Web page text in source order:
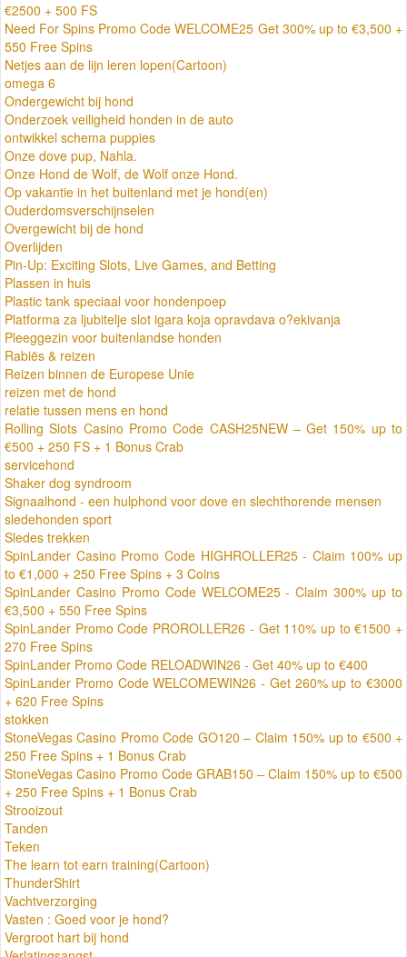
€2500 + 500 FS
Need For Spins Promo Code WELCOME25 Get 300% up to €3,500 +
550 Free Spins
Netjes aan de lijn leren lopen(Cartoon)
omega 6
Ondergewicht bij hond
Onderzoek veiligheid honden in de auto
ontwikkel schema puppies
Onze dove pup, Nahla.
Onze Hond de Wolf, de Wolf onze Hond.
Op vakantie in het buitenland met je hond(en)
Ouderdomsverschijnselen
Overgewicht bij de hond
Overlijden
Pin-Up: Exciting Slots, Live Games, and Betting
Plassen in huis
Plastic tank speciaal voor hondenpoep
Platforma za ljubitelje slot igara koja opravdava o?ekivanja
Pleeggezin voor buitenlandse honden
Rabiës & reizen
Reizen binnen de Europese Unie
reizen met de hond
relatie tussen mens en hond
Rolling Slots Casino Promo Code CASH25NEW – Get 150% up to
€500 + 250 FS + 1 Bonus Crab
servicehond
Shaker dog syndroom
Signaalhond - een hulphond voor dove en slechthorende mensen
sledehonden sport
Sledes trekken
SpinLander Casino Promo Code HIGHROLLER25 - Claim 100% up
to €1,000 + 250 Free Spins + 3 Coins
SpinLander Casino Promo Code WELCOME25 - Claim 300% up to
€3,500 + 550 Free Spins
SpinLander Promo Code PROROLLER26 - Get 110% up to €1500 +
270 Free Spins
SpinLander Promo Code RELOADWIN26 - Get 40% up to €400
SpinLander Promo Code WELCOMEWIN26 - Get 260% up to €3000
+ 620 Free Spins
stokken
StoneVegas Casino Promo Code GO120 – Claim 150% up to €500 +
250 Free Spins + 1 Bonus Crab
StoneVegas Casino Promo Code GRAB150 – Claim 150% up to €500
+ 250 Free Spins + 1 Bonus Crab
Strooizout
Tanden
Teken
The learn tot earn training(Cartoon)
ThunderShirt
Vachtverzorging
Vasten : Goed voor je hond?
Vergroot hart bij hond